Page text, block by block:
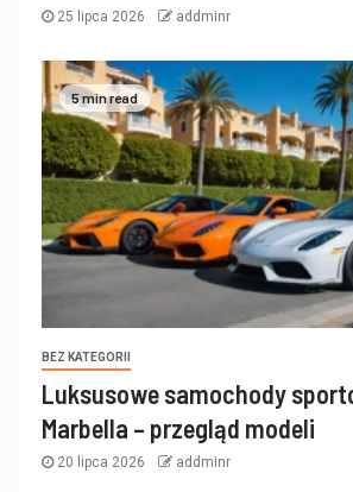
25 lipca 2026 addminr
5 min read
BEZ KATEGORII
Luksusowe samochody
Marbella – przegląd modeli
20 lipca 2026 addminr